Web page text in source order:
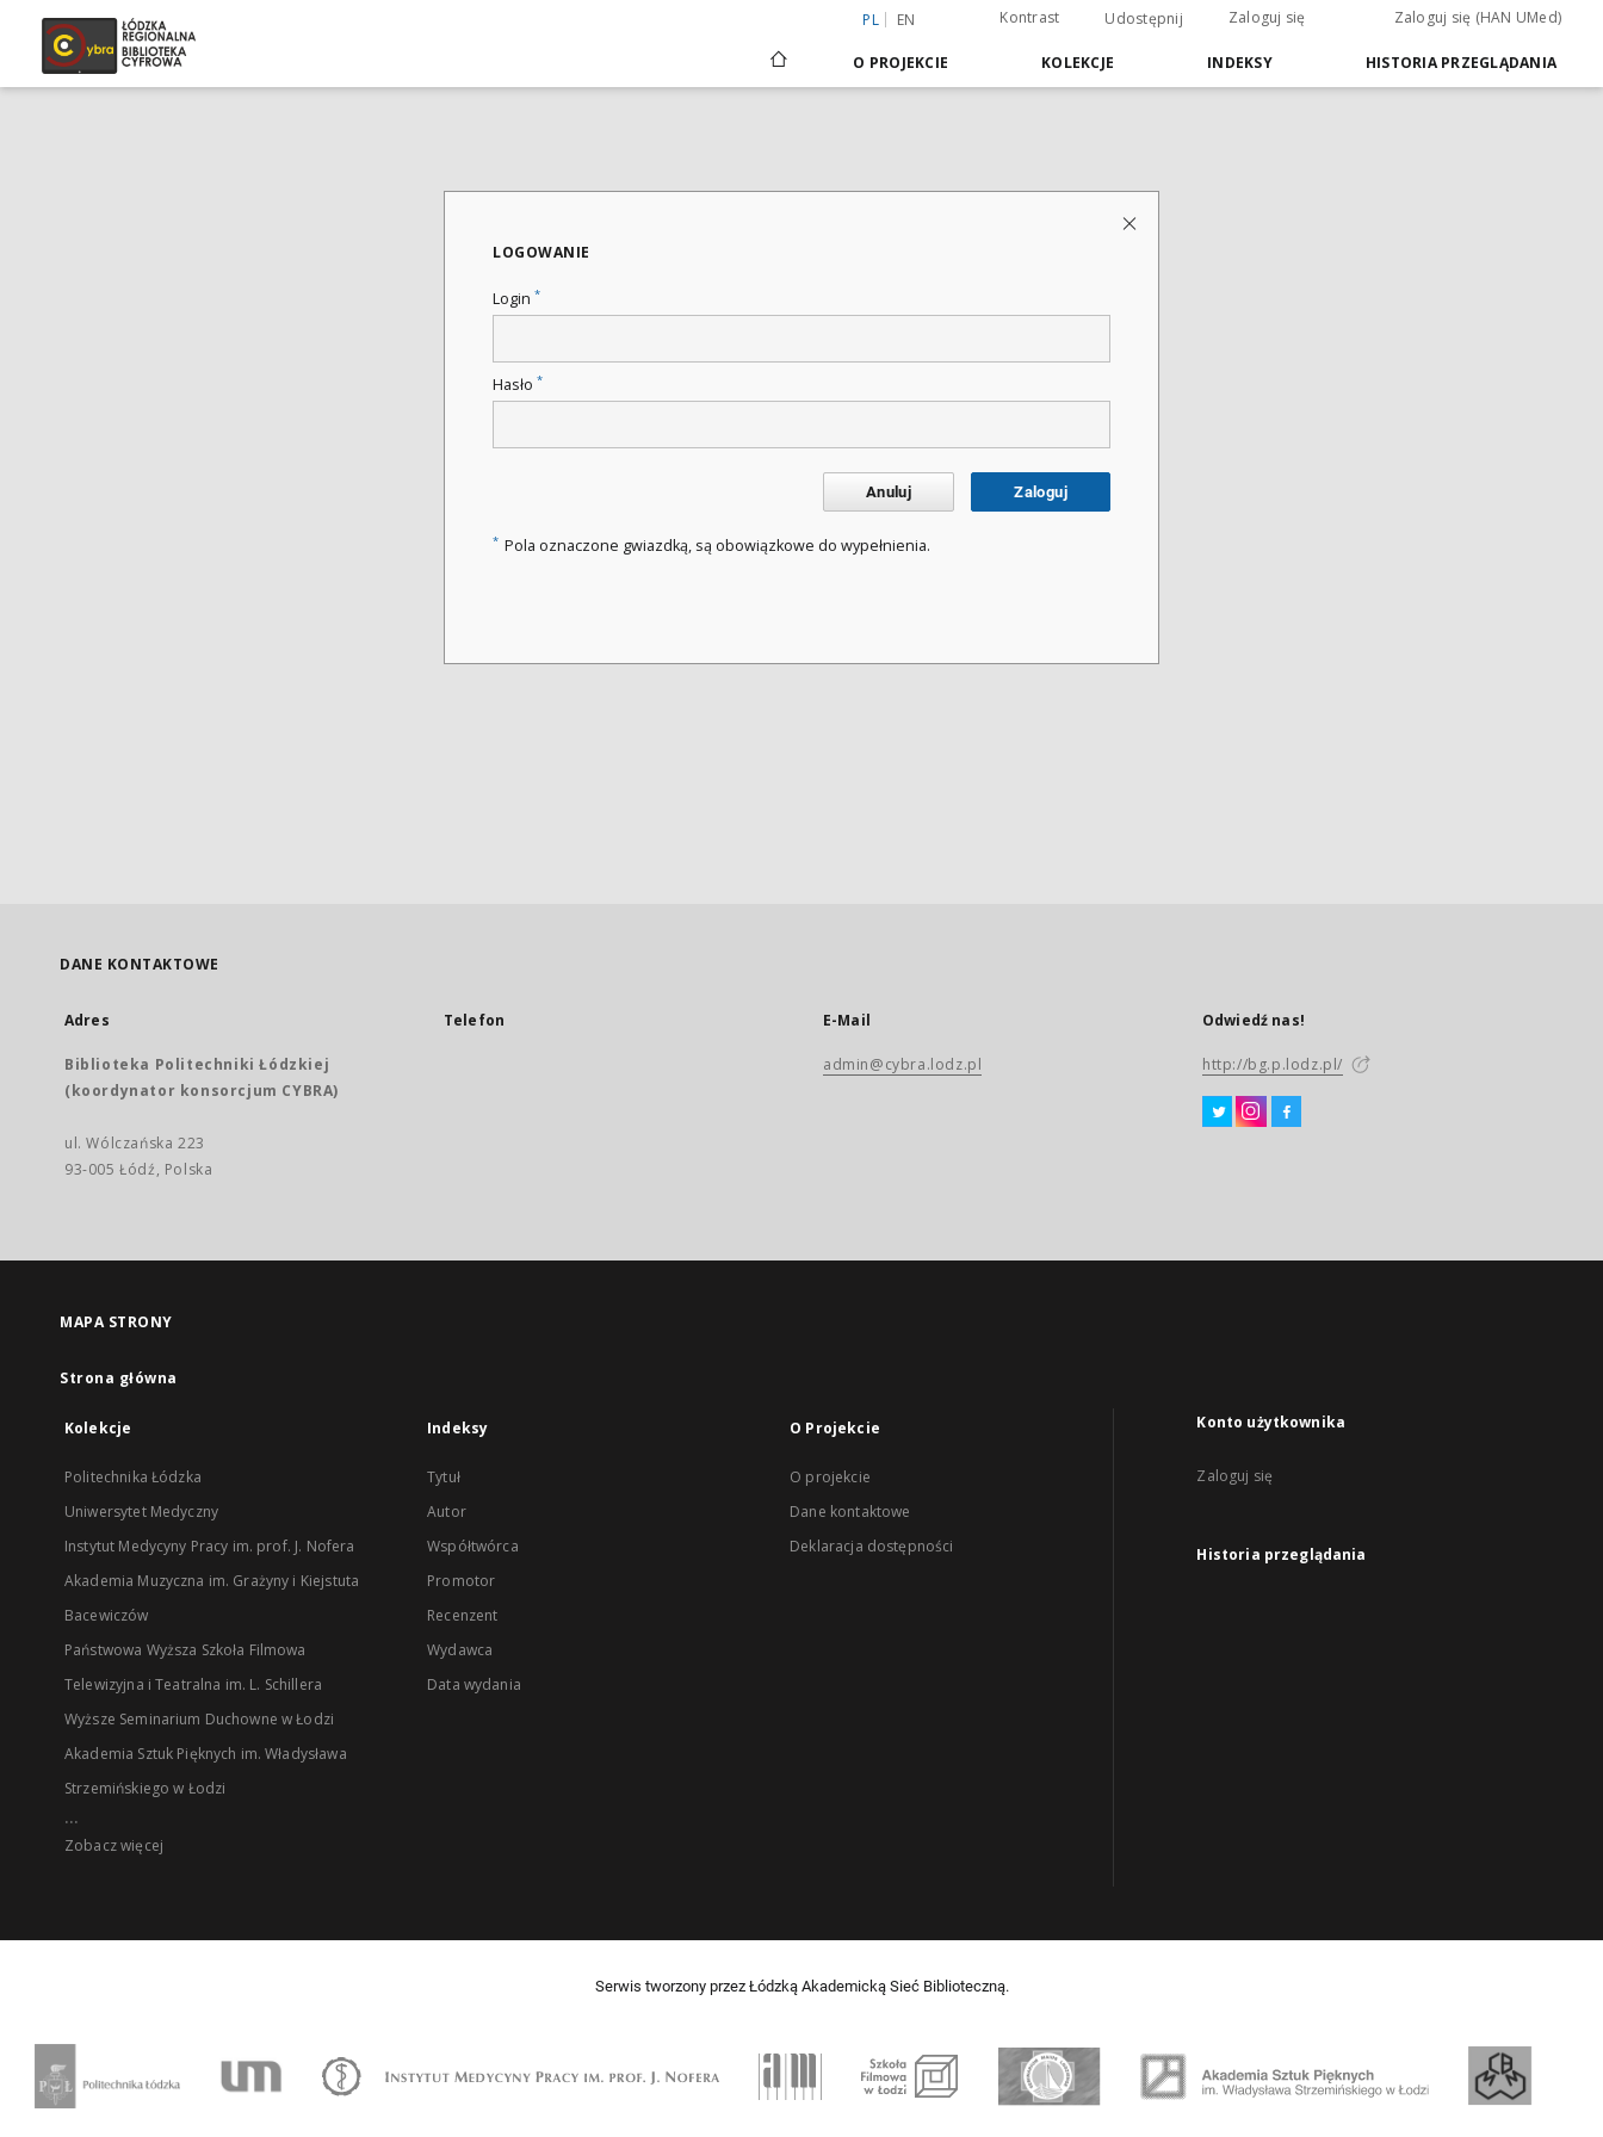
PL EN Kontrast Udostępnij Zaloguj się Zaloguj się (HAN UMed)
O PROJEKCIE KOLEKCJE INDEKSY HISTORIA PRZEGLĄDANIA
LOGOWANIE
Login *
Hasło *
Anuluj Zaloguj
* Pola oznaczone gwiazdką, są obowiązkowe do wypełnienia.
DANE KONTAKTOWE
Adres
Biblioteka Politechniki Łódzkiej
(koordynator konsorcjum CYBRA)
ul. Wólczańska 223
93-005 Łódź, Polska
Telefon E-Mail
admin@cybra.lodz.pl
Odwiedź nas!
http://bg.p.lodz.pl/
MAPA STRONY
Strona główna
Kolekcje
Politechnika Łódzka
Uniwersytet Medyczny
Instytut Medycyny Pracy im. prof. J. Nofera
Akademia Muzyczna im. Grażyny i Kiejstuta
Bacewiczów
Państwowa Wyższa Szkoła Filmowa
Telewizyjna i Teatralna im. L. Schillera
Wyższe Seminarium Duchowne w Łodzi
Akademia Sztuk Pięknych im. Władysława
Strzemińskiego w Łodzi
...
Zobacz więcej
Indeksy
Tytuł
Autor
Współtwórca
Promotor
Recenzent
Wydawca
Data wydania
O Projekcie
O projekcie
Dane kontaktowe
Deklaracja dostępności
Konto użytkownika
Zaloguj się
Historia przeglądania
Serwis tworzony przez Łódzką Akademicką Sieć Biblioteczną.